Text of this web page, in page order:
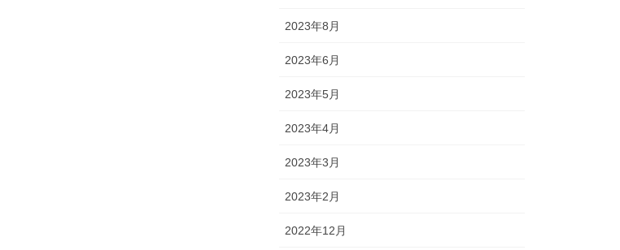
2023年8月
2023年6月
2023年5月
2023年4月
2023年3月
2023年2月
2022年12月